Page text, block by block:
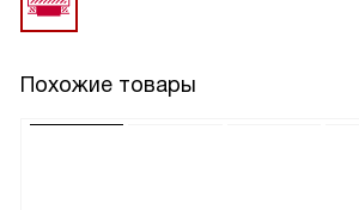
Похожие товары